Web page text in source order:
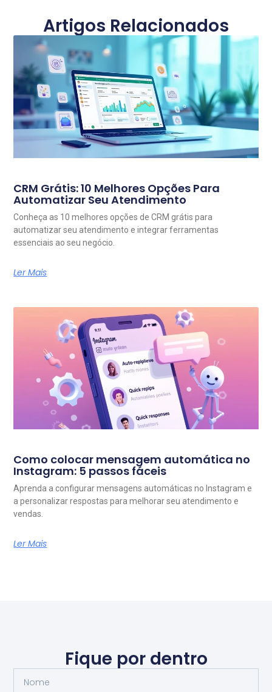
Artigos Relacionados
CRM Grátis: 10 Melhores Opções Para
Automatizar Seu Atendimento
Conheça as 10 melhores opções de CRM grátis para
automatizar seu atendimento e integrar ferramentas
essenciais ao seu negócio.
Ler Mais
Como colocar mensagem automática no
Instagram: 5 passos fáceis
Aprenda a configurar mensagens automáticas no Instagram e
a personalizar respostas para melhorar seu atendimento e
vendas.
Ler Mais
Fique por dentro